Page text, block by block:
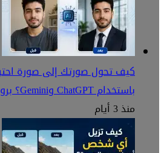
كيف تحول صورتك إلى صورة
باستخدام ChatGPT وGemini؟ برومبت مجاني
منذ 3 أيام